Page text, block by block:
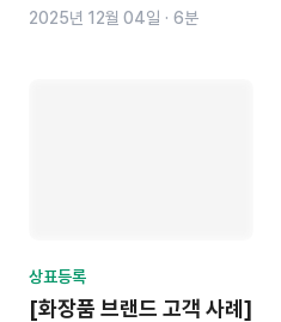
출에도 안정적으로 대비하려
2025년 12월 04일 · 6분
상표등록
[화장품 브랜드 고객 사례]